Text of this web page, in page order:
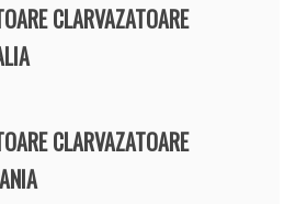
CLARVAZATOARE
CLARVAZATOARE